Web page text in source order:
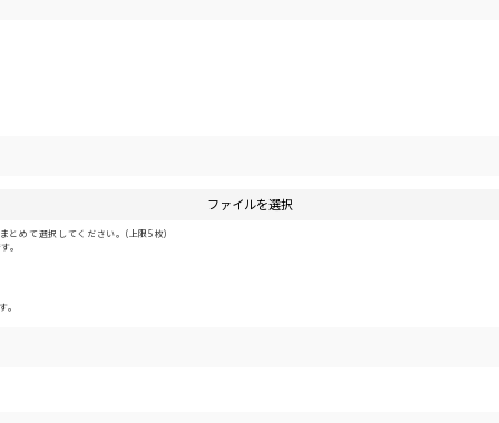
ファイルを選択
とめて選択してください。(上限5枚)
。